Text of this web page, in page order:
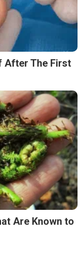
After The First
Are Known to